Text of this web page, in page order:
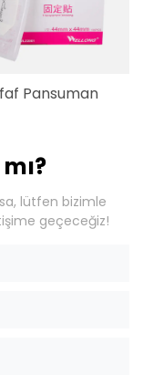
Pansuman
lütfen bizimle
geçeceğiz!